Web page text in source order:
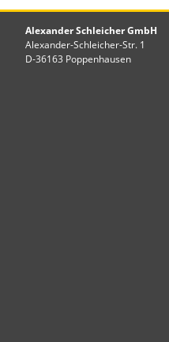
Alexander Schleicher GmbH
Alexander-Schleicher-Str. 1
D-36163 Poppenhausen